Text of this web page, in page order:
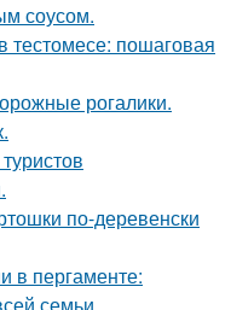
соусом.
тестомесе: пошаговая
рогалики.
по-деревенски
в пергаменте:
семьи